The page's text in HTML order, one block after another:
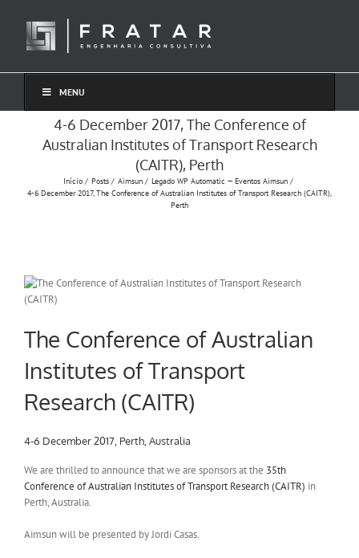
conteúdo
MENU
4-6 December 2017, The Conference of
Australian Institutes of Transport Research
(CAITR), Perth
Início Posts Aimsun
Legado WP Automatic — Eventos Aimsun
4-6 December 2017, The Conference of Australian Institutes of Transport Research (CAITR),
Perth
The Conference of Australian
Institutes of Transport
Research (CAITR)
4-6 December 2017, Perth, Australia
We are thrilled to announce that we are sponsors at the 35th
Conference of Australian Institutes of Transport Research (CAITR) in
Perth, Australia.
Aimsun will be presented by Jordi Casas.